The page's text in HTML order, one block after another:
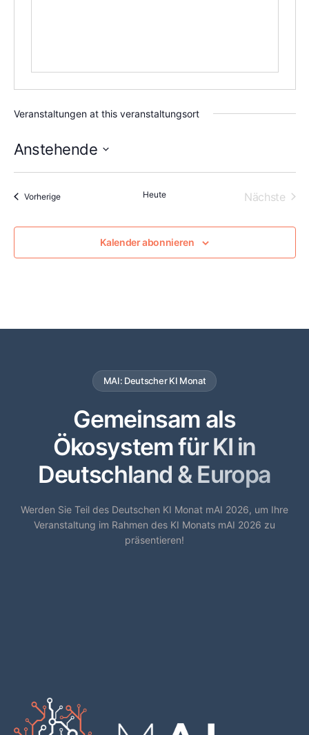
Veranstaltungen at this veranstaltungsort
Anstehende
VorherigeVeranstaltungen Heute Nächste
Kalender abonnieren
MAI: Deutscher KI Monat
Gemeinsam als
Ökosystem für KI in
Deutschland & Europa
Werden Sie Teil des Deutschen KI Monat mAI 2026, um Ihre
Veranstaltung im Rahmen des KI Monats mAI 2026 zu
präsentieren!